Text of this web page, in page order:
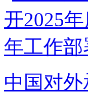
中国对